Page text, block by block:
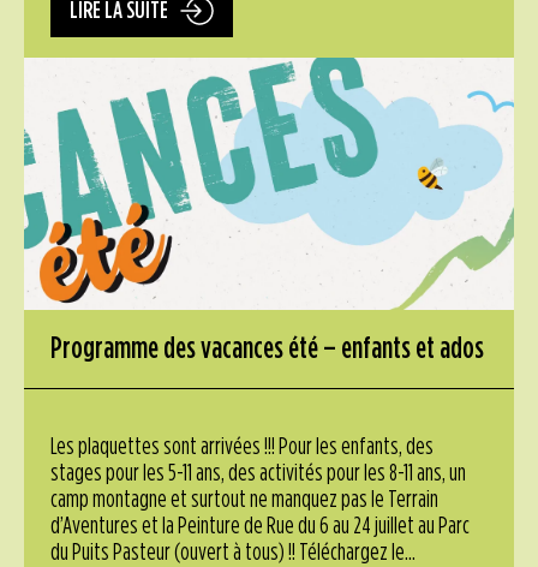
LIRE LA SUITE
Programme des vacances été – enfants et ados
Les plaquettes sont arrivées !!! Pour les enfants, des
stages pour les 5-11 ans, des activités pour les 8-11 ans, un
camp montagne et surtout ne manquez pas le Terrain
d’Aventures et la Peinture de Rue du 6 au 24 juillet au Parc
du Puits Pasteur (ouvert à tous) !! Téléchargez le...